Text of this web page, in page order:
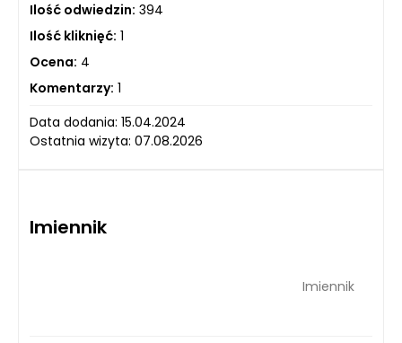
Ilość odwiedzin: 394
Ilość kliknięć: 1
Ocena: 4
Komentarzy: 1
Data dodania: 15.04.2024
Ostatnia wizyta: 07.08.2026
Imiennik
Imiennik